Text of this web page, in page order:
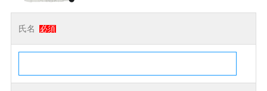
氏名 必須